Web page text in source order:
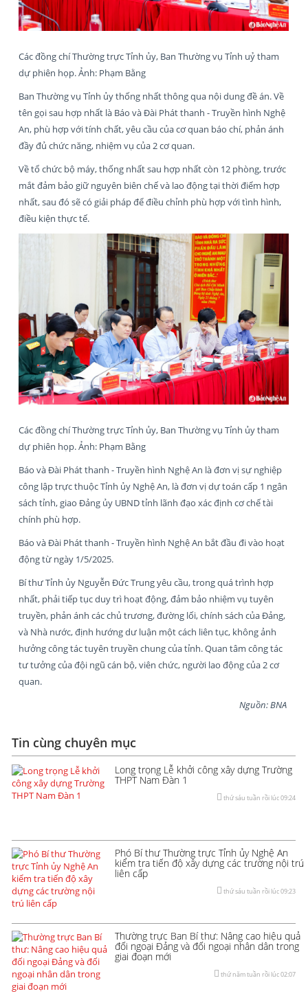
Các đồng chí Thường trực Tỉnh ủy, Ban Thường vụ Tỉnh uỷ tham
dự phiên họp. Ảnh: Phạm Bằng
Ban Thường vụ Tỉnh ủy thống nhất thông qua nội dung đề án. Về
tên gọi sau hợp nhất là Báo và Đài Phát thanh - Truyền hình Nghệ
An, phù hợp với tính chất, yêu cầu của cơ quan báo chí, phản ánh
đầy đủ chức năng, nhiệm vụ của 2 cơ quan.
Về tổ chức bộ máy, thống nhất sau hợp nhất còn 12 phòng, trước
mắt đảm bảo giữ nguyên biên chế và lao động tại thời điểm hợp
nhất, sau đó sẽ có giải pháp để điều chỉnh phù hợp với tình hình,
điều kiện thực tế.
Các đồng chí Thường trực Tỉnh ủy, Ban Thường vụ Tỉnh ủy tham
dự phiên họp. Ảnh: Phạm Bằng
Báo và Đài Phát thanh - Truyền hình Nghệ An là đơn vị sự nghiệp
công lập trực thuộc Tỉnh ủy Nghệ An, là đơn vị dự toán cấp 1 ngân
sách tỉnh, giao Đảng ủy UBND tỉnh lãnh đạo xác định cơ chế tài
chính phù hợp.
Báo và Đài Phát thanh - Truyền hình Nghệ An bắt đầu đi vào hoạt
động từ ngày 1/5/2025.
Bí thư Tỉnh ủy Nguyễn Đức Trung yêu cầu, trong quá trình hợp
nhất, phải tiếp tục duy trì hoạt động, đảm bảo nhiệm vụ tuyên
truyền, phản ánh các chủ trương, đường lối, chính sách của Đảng,
và Nhà nước, định hướng dư luận một cách liên tục, không ảnh
hưởng công tác tuyên truyền chung của tỉnh. Quan tâm công tác
tư tưởng của đội ngũ cán bộ, viên chức, người lao động của 2 cơ
quan.
Nguồn: BNA
Tin cùng chuyên mục
Long trọng Lễ khởi công xây dựng Trường
THPT Nam Đàn 1
thứ sáu tuần rồi lúc 09:24
Phó Bí thư Thường trực Tỉnh ủy Nghệ An
kiểm tra tiến độ xây dựng các trường nội trú
liên cấp
thứ sáu tuần rồi lúc 09:23
Thường trực Ban Bí thư: Nâng cao hiệu quả
đối ngoại Đảng và đối ngoại nhân dân trong
giai đoạn mới
thứ năm tuần rồi lúc 02:07